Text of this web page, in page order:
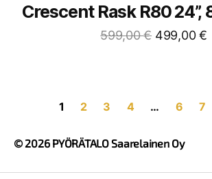
Crescent Rask R80 24”,
599,00€ 499,00€
1 2 3 4 … 6 7
© 2026 PYÖRÄTALO Saarelainen Oy